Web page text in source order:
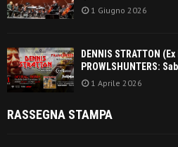
1 Giugno 2026
DENNIS STRATTON
PROWLSHUNTERS:
1 Aprile 2026
RASSEGNA STAMPA